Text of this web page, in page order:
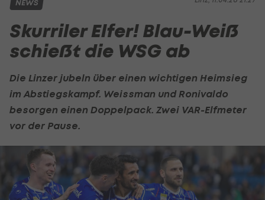
NEWS
Skurriler Elfer! Blau-Weiß
schießt die WSG ab
Die Linzer jubeln über einen wichtigen Heimsieg
im Abstiegskampf. Weissman und Ronivaldo
besorgen einen Doppelpack. Zwei VAR-Elfmeter
vor der Pause.